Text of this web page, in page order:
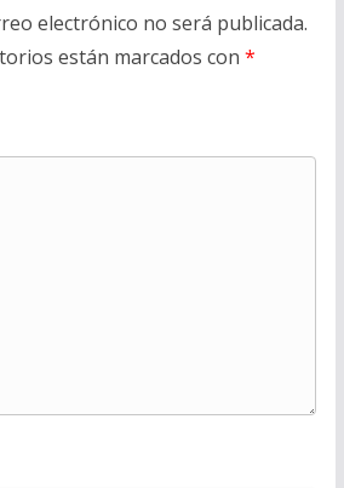
electrónico no será publicada.
están marcados con *